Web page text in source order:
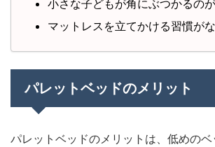
小さな子どもが角にぶつかるの
マットレスを立てかける習慣が
パレットベッドのメリット
パレットベッドのメリットは、低めの